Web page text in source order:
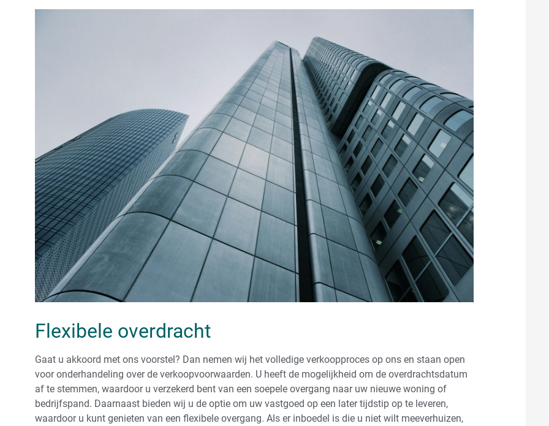
Flexibele overdracht
Gaat u akkoord met ons voorstel? Dan nemen wij het volledige verkoopproces op ons en staan open
voor onderhandeling over de verkoopvoorwaarden. U heeft de mogelijkheid om de overdrachtsdatum
af te stemmen, waardoor u verzekerd bent van een soepele overgang naar uw nieuwe woning of
bedrijfspand. Daarnaast bieden wij u de optie om uw vastgoed op een later tijdstip op te leveren,
waardoor u kunt genieten van een flexibele overgang. Als er inboedel is die u niet wilt meeverhuizen,